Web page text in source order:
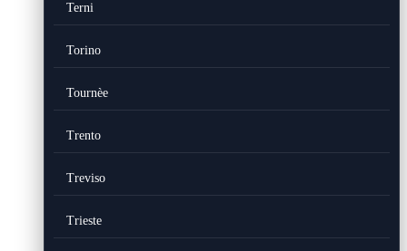
Terni
Torino
Tournèe
Trento
Treviso
Trieste